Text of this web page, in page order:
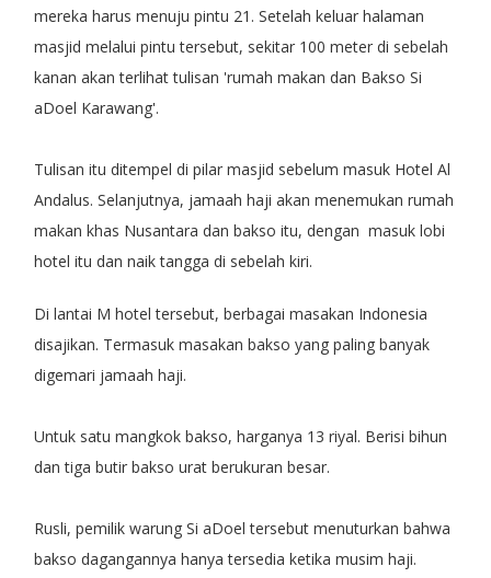
mereka harus menuju pintu 21. Setelah keluar halaman
masjid melalui pintu tersebut, sekitar 100 meter di sebelah
kanan akan terlihat tulisan 'rumah makan dan Bakso Si
aDoel Karawang'.
Tulisan itu ditempel di pilar masjid sebelum masuk Hotel Al
Andalus. Selanjutnya, jamaah haji akan menemukan rumah
makan khas Nusantara dan bakso itu, dengan masuk lobi
hotel itu dan naik tangga di sebelah kiri.
Di lantai M hotel tersebut, berbagai masakan Indonesia
disajikan. Termasuk masakan bakso yang paling banyak
digemari jamaah haji.
Untuk satu mangkok bakso, harganya 13 riyal. Berisi bihun
dan tiga butir bakso urat berukuran besar.
Rusli, pemilik warung Si aDoel tersebut menuturkan bahwa
bakso dagangannya hanya tersedia ketika musim haji.